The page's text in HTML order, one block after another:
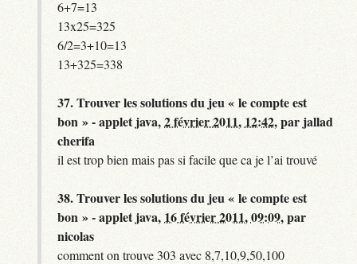
6+7=13
13x25=325
6/2=3+10=13
13+325=338
37.Trouver les solutions du jeu « le compte est
bon » - applet java,2 février 2011, 12:42,par jallad
cherifa
il est trop bien mais pas si facile que ca je l’ai trouvé
38.Trouver les solutions du jeu « le compte est
bon » - applet java, 16 février 2011, 09:09,par
nicolas
comment on trouve 303 avec 8,7,10,9,50,100